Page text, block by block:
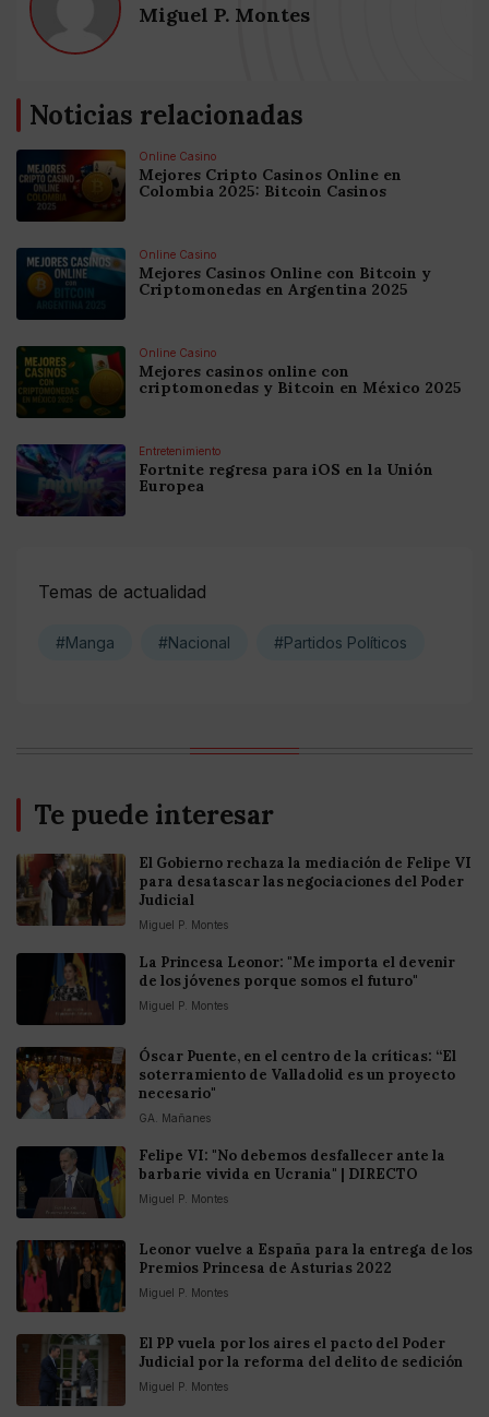
Miguel P. Montes
Noticias relacionadas
Online Casino
Mejores Cripto Casinos Online en
Colombia 2025: Bitcoin Casinos
Online Casino
Mejores Casinos Online con Bitcoin y
Criptomonedas en Argentina 2025
Online Casino
Mejores casinos online con
criptomonedas y Bitcoin en México 2025
Entretenimiento
Fortnite regresa para iOS en la Unión
Europea
Temas de actualidad
#Manga #Nacional #Partidos Políticos
Te puede interesar
El Gobierno rechaza la mediación de Felipe VI
para desatascar las negociaciones del Poder
Judicial
Miguel P. Montes
La Princesa Leonor: "Me importa el devenir
de los jóvenes porque somos el futuro"
Miguel P. Montes
Óscar Puente, en el centro de la críticas: “El
soterramiento de Valladolid es un proyecto
necesario"
GA. Mañanes
Felipe VI: "No debemos desfallecer ante la
barbarie vivida en Ucrania" | DIRECTO
Miguel P. Montes
Leonor vuelve a España para la entrega de los
Premios Princesa de Asturias 2022
Miguel P. Montes
El PP vuela por los aires el pacto del Poder
Judicial por la reforma del delito de sedición
Miguel P. Montes